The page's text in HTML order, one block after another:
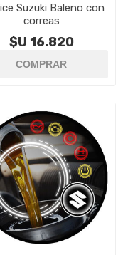
Suzuki Baleno con
correas
$U 16.820